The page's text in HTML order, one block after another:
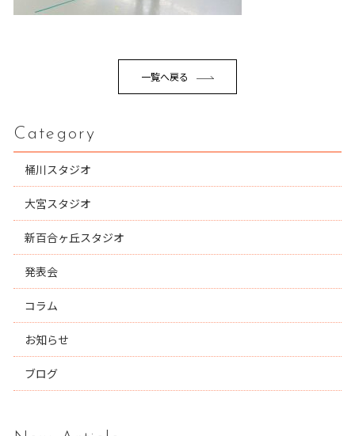
一覧へ戻る
Category
桶川スタジオ
大宮スタジオ
新百合ヶ丘スタジオ
発表会
コラム
お知らせ
ブログ